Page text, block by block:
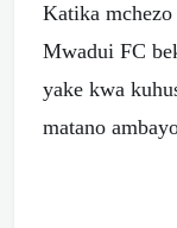
Katika
Mwadui FC
yake kwa
matano